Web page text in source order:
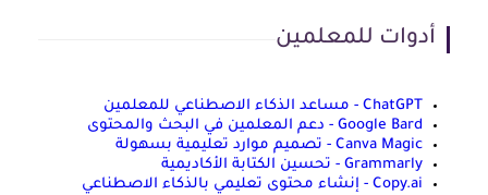
أدوات للمعلمين
ChatGPT - مساعد الذكاء الاصطناعي للمعلمين
Google Bard - دعم المعلمين في البحث والمحتوى
Canva Magic - تصميم موارد تعليمية بسهولة
Grammarly - تحسين الكتابة الأكاديمية
Copy.ai - إنشاء محتوى تعليمي بالذكاء الاصطناعي